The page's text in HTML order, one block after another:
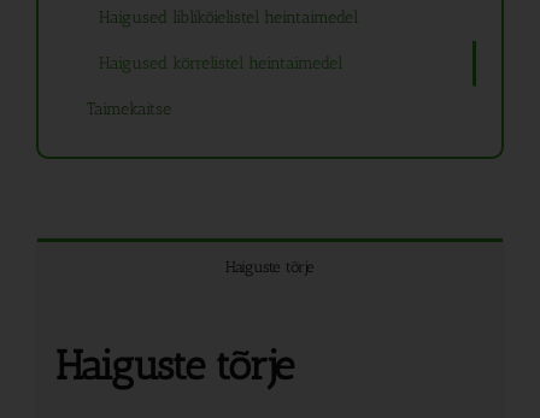
Haigused liblikõielistel heintaimedel
Haigused kõrrelistel heintaimedel
Taimekaitse
Haiguste tõrje
Haiguste tõrje